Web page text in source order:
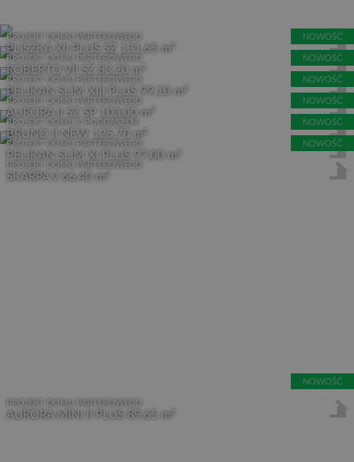
PROJEKT DOMU PARTEROWEGO
PLISZKA XII PLUS SZ 131,65 m 2
NOWOŚĆ
PROJEKT DOMU PARTEROWEGO
ROBERTO VII SZ 83,20 m 2
NOWOŚĆ
PROJEKT DOMU PARTEROWEGO
PELIKAN SLIM XIII PLUS 99,10 m 2
NOWOŚĆ
PROJEKT DOMU PARTEROWEGO
AURORA II SZ SP 103,00 m 2
NOWOŚĆ
PROJEKT DOMU Z PODDASZEM
BRUNO II NEW 125,70 m 2
NOWOŚĆ
PROJEKT DOMU PARTEROWEGO
PELIKAN SLIM XI PLUS 97,00 m 2
NOWOŚĆ
PROJEKT DOMU PARTEROWEGO
SKARPA V 66,40 m 2
NOWOŚĆ
PROJEKT DOMU PARTEROWEGO
AURORA MINI II PLUS 89,65 m 2